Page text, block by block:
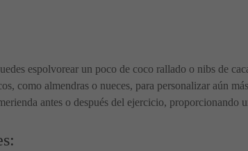
espolvorear un poco de coco rallado o nibs de
como almendras o nueces, para personalizar aún
antes o después del ejercicio,